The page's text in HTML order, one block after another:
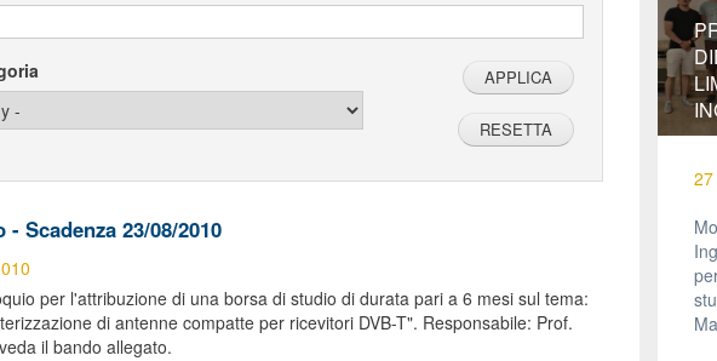
Scadenza 23/08/2010
per l'attribuzione di una borsa di studio di durata pari a 6 mesi sul tema:
di antenne compatte per ricevitori DVB-T". Responsabile: Prof.
il bando allegato.